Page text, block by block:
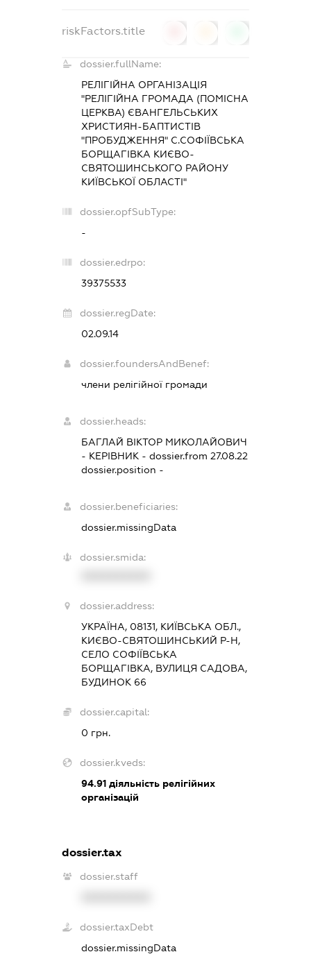
riskFactors.title
dossier.fullName:
РЕЛІГІЙНА ОРГАНІЗАЦІЯ
"РЕЛІГІЙНА ГРОМАДА (ПОМІСНА
ЦЕРКВА) ЄВАНГЕЛЬСЬКИХ
ХРИСТИЯН-БАПТИСТІВ
"ПРОБУДЖЕННЯ" С.СОФІЇВСЬКА
БОРЩАГІВКА КИЄВО-
СВЯТОШИНСЬКОГО РАЙОНУ
КИЇВСЬКОЇ ОБЛАСТІ"
dossier.opfSubType:
-
dossier.edrpo:
39375533
dossier.regDate:
02.09.14
dossier.foundersAndBenef:
члени релігійної громади
dossier.heads:
БАГЛАЙ ВІКТОР МИКОЛАЙОВИЧ
- КЕРІВНИК - dossier.from 27.08.22
dossier.position -
dossier.beneficiaries:
dossier.missingData
dossier.smida:
dossier.address:
УКРАЇНА, 08131, КИЇВСЬКА ОБЛ.,
КИЄВО-СВЯТОШИНСЬКИЙ Р-Н,
СЕЛО СОФІЇВСЬКА
БОРЩАГІВКА, ВУЛИЦЯ САДОВА,
БУДИНОК 66
dossier.capital:
0 грн.
dossier.kveds:
94.91 діяльність релігійних
організацій
dossier.tax
dossier.staff
dossier.taxDebt
dossier.missingData